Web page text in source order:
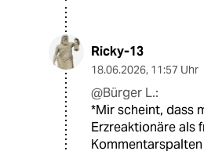
Ricky-13
18.06.2026, 11:57 Uhr
@Bürger L.:
*Mir scheint, dass
Erzreaktionäre als